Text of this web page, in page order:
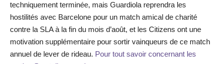
techniquement terminée, mais Guardiola reprendra les
hostilités avec Barcelone pour un match amical de charité
contre la SLA à la fin du mois d’août, et les Citizens ont une
motivation supplémentaire pour sortir vainqueurs de ce match
annuel de lever de rideau. Pour tout savoir concernant les